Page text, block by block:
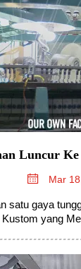
Luncur
Mar
satu gaya
yang